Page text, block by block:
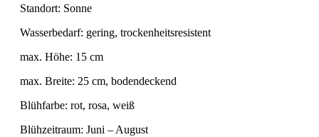
Standort: Sonne
Wasserbedarf: gering, trockenheitsresistent
max. Höhe: 15 cm
max. Breite: 25 cm, bodendeckend
Blühfarbe: rot, rosa, weiß
Blühzeitraum: Juni – August